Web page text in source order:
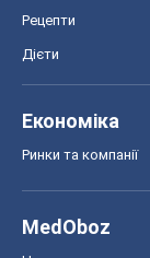
Рецепти
Дієти
Економіка
Ринки та компанії
MedOboz